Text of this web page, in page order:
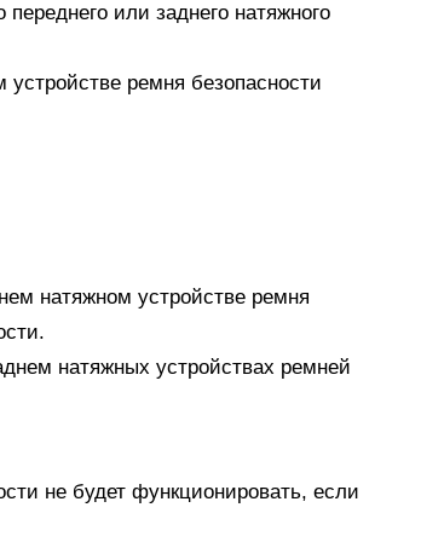
или заднего натяжного
ремня безопасности
натяжном устройстве ремня
натяжных устройствах ремней
не будет функционировать, если